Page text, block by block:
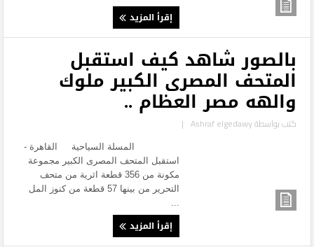
إقرأ المزيد
بالصور شاهد كيف استقبل
المتحف المصرى الكبير ملوك
والهه مصر العظام ..
كتب بواسطةAshraf elgedawy
|
المسلة السياحية القاهرة -
استقبل المتحف المصرى الكبير مجموعة
مكونة من 356 قطعة اثرية من متحف
التحرير من بينها 57 قطعة من كنوز المل
إقرأ المزيد